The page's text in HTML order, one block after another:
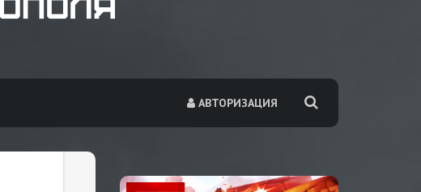
АВТОРИЗАЦИЯ